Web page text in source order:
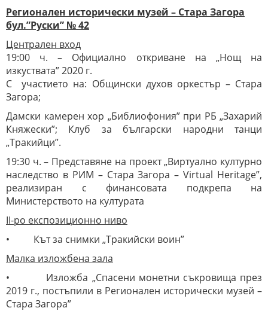
Регионален исторически музей – Стара Загора
бул.”Руски” № 42
Централен вход
19:00 ч. – Официално откриване на „Нощ на
изкуствата” 2020 г.
С участието на: Общински духов оркестър – Стара
Загора;
Дамски камерен хор „Библиофония” при РБ „Захарий
Княжески”; Клуб за български народни танци
„Тракийци”.
19:30 ч. – Представяне на проект „Виртуално културно
наследство в РИМ – Стара Загора – Virtual Heritage”,
реализиран с финансовата подкрепа на
Министерството на културата
II-ро експозиционно ниво
• Кът за снимки „Тракийски воин”
Малка изложбена зала
• Изложба „Спасени монетни съкровища през
2019 г., постъпили в Регионален исторически музей –
Стара Загора”